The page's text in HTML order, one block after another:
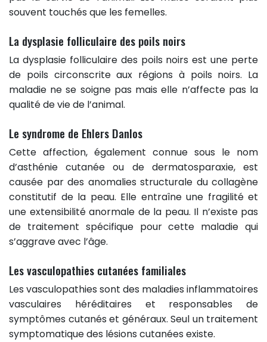
souvent touchés que les femelles.
La dysplasie folliculaire des poils noirs
La dysplasie folliculaire des poils noirs est une perte
de poils circonscrite aux régions à poils noirs. La
maladie ne se soigne pas mais elle n’affecte pas la
qualité de vie de l’animal.
Le syndrome de Ehlers Danlos
Cette affection, également connue sous le nom
d’asthénie cutanée ou de dermatosparaxie, est
causée par des anomalies structurale du collagène
constitutif de la peau. Elle entraîne une fragilité et
une extensibilité anormale de la peau. Il n’existe pas
de traitement spécifique pour cette maladie qui
s’aggrave avec l’âge.
Les vasculopathies cutanées familiales
Les vasculopathies sont des maladies inflammatoires
vasculaires héréditaires et responsables de
symptômes cutanés et généraux. Seul un traitement
symptomatique des lésions cutanées existe.